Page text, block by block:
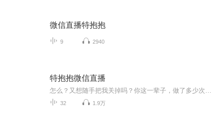
微信直播特抱抱
9 2940
特抱抱微信直播
32 1.9万